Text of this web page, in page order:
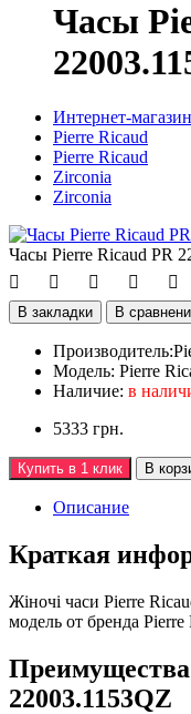
Часы
Интернет-
Pierre Ricaud
Pierre Ricaud
Zirconia
Zirconia
Часы Pierre Ricaud PR
В закладки В
Производитель:
Модель: Pierre
Наличие: в
5333 грн.
Купить в 1 клик В
Описание
Краткая
Жiночi часи Pierre
модель от бренда Pierre
22003.1153QZ